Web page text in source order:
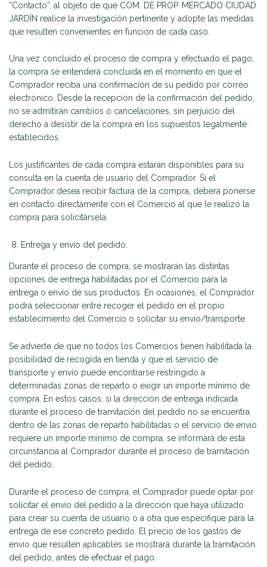
“Contacto”, al objeto de que COM. DE PROP. MERCADO CIUDAD
JARDÍN realice la investigación pertinente y adopte las medidas
que resulten convenientes en función de cada caso.
Una vez concluido el proceso de compra y efectuado el pago,
la compra se entenderá concluida en el momento en que el
Comprador reciba una confirmación de su pedido por correo
electrónico. Desde la recepción de la confirmación del pedido,
no se admitirán cambios o cancelaciones, sin perjuicio del
derecho a desistir de la compra en los supuestos legalmente
establecidos.
Los justificantes de cada compra estarán disponibles para su
consulta en la cuenta de usuario del Comprador. Si el
Comprador desea recibir factura de la compra, deberá ponerse
en contacto directamente con el Comercio al que le realizó la
compra para solicitársela.
Entrega y envío del pedido.
Durante el proceso de compra, se mostrarán las distintas
opciones de entrega habilitadas por el Comercio para la
entrega o envío de sus productos. En ocasiones, el Comprador
podrá seleccionar entre recoger el pedido en el propio
establecimiento del Comercio o solicitar su envío/transporte.
Se advierte de que no todos los Comercios tienen habilitada la
posibilidad de recogida en tienda y que el servicio de
transporte y envío puede encontrarse restringido a
determinadas zonas de reparto o exigir un importe mínimo de
compra. En estos casos, si la dirección de entrega indicada
durante el proceso de tramitación del pedido no se encuentra
dentro de las zonas de reparto habilitadas o el servicio de envío
requiere un importe mínimo de compra, se informará de esta
circunstancia al Comprador durante el proceso de tramitación
del pedido.
Durante el proceso de compra, el Comprador puede optar por
solicitar el envío del pedido a la dirección que haya utilizado
para crear su cuenta de usuario o a otra que especifique para la
entrega de ese concreto pedido. El precio de los gastos de
envío que resulten aplicables se mostrará durante la tramitación
del pedido, antes de efectuar el pago.